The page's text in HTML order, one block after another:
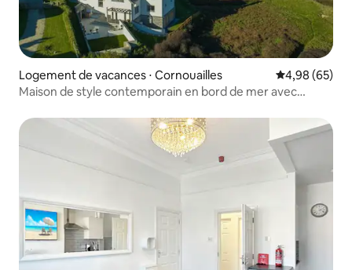
Logement de vacances ⋅ Cornouailles Évaluation
4,98 (65)
Maison de style contemporain en bord de mer avec